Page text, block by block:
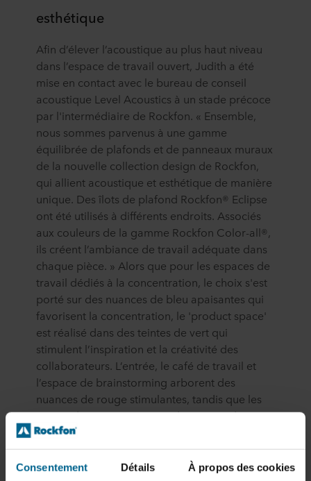
Consentement Détails À propos des cookies
esthétique
Afin d’élever l’acoustique au plus haut niveau
dans l’espace de travail ouvert, Judith a été
mise en contact avec le bureau de conseil
acoustique Level Acoustics à un stade précoce
par l'intermédiaire de Rockfon. « Ensemble,
nous sommes parvenus à une gamme
équilibrée de plafonds et de panneaux muraux
de la nouvelle collection design de Rockfon,
qui allient acoustique et esthétique de manière
unique. Des îlots de plafond Rockfon® Eclipse
ont été utilisés à différents endroits. Associés
aux couleurs de la gamme Rockfon Color-all®,
ils créent l’ambiance de travail adéquate dans
chaque pièce. » Alors que pour les espaces de
travail dédiés à la concentration, le choix s'est
porté sur des nuances de bleu apaisantes qui
favorisent la concentration, le 'product space'
est réalisé dans des teintes de vert qui
stimulent l’inspiration et la créativité des
collaborateurs. L’entrée, le café de travail et
l’espace de brainstorming arborent des
nuances de rouge stimulantes, tandis que les
teintes de jaune, au niveau des postes de
travail temporaires par exemple, favorisent le
bien-être mental. « Le tapis et le mobilier
créent un ensemble harmonieux. »